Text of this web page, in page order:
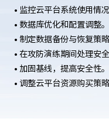
• 监控云平台系统使用情
• 数据库优化和配置调整。
• 制定数据备份与恢复策略
• 在攻防演练期间处理安
• 加固基线，提高安全性。
• 调整云平台资源购买策